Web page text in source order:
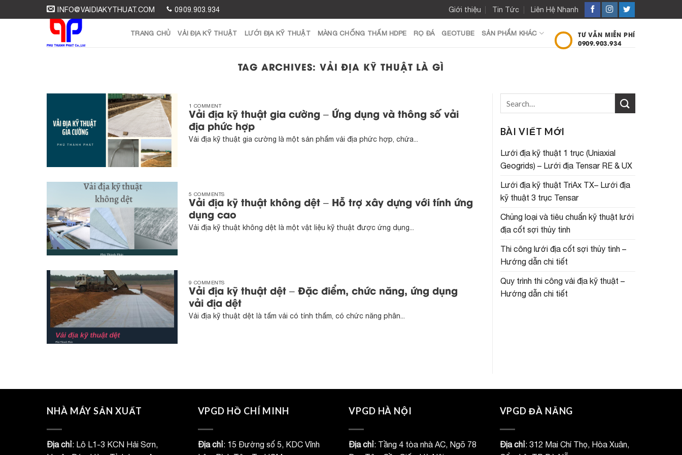
to
INFO@VAIDIAKYTHUAT.COM 0909.903.934 Giới thiệu Tin Tức Liên Hệ Nhanh
TRANG CHỦ VẢI ĐỊA KỸ THUẬT LƯỚI ĐỊA KỸ THUẬT MÀNG CHỐNG THẤM HDPE RỌ ĐÁ GEOTUBE SẢN PHẨM KHÁC
TƯ VẪN MIỄN PHÍ
0909.903.934
TAG ARCHIVES: VẢI ĐỊA KỸ THUẬT LÀ GÌ
Vải địa kỹ thuật gia cường – Ứng dụng và thông số vải
địa phức hợp
Vải địa kỹ thuật gia cường là một sản phẩm vải địa phức hợp, chứa...
1 COMMENT
Vải địa kỹ thuật không dệt – Hỗ trợ xây dựng với tính ứng
dụng cao
Vải địa kỹ thuật không dệt là một vật liệu kỹ thuật được ứng dụng...
5 COMMENTS
Vải địa kỹ thuật dệt – Đặc điểm, chức năng, ứng dụng
vải địa dệt
Vải địa kỹ thuật dệt là tấm vải có tính thấm, có chức năng phân...
9 COMMENTS
BÀI VIẾT MỚI
Lưới địa kỹ thuật 1 trục (Uniaxial
Geogrids) – Lưới địa Tensar RE & UX
Lưới địa kỹ thuật TriAx TX– Lưới địa
kỹ thuật 3 trục Tensar
Chủng loại và tiêu chuẩn kỹ thuật lưới
địa cốt sợi thủy tinh
Thi công lưới địa cốt sợi thủy tinh –
Hướng dẫn chi tiết
Quy trình thi công vải địa kỹ thuật –
Hướng dẫn chi tiết
NHÀ MÁY SẢN XUẤT
Địa chỉ: Lô L1-3 KCN Hải Sơn,
VPGD HỒ CHÍ MINH
Địa chỉ: 15 Đường số 5, KDC Vĩnh
VPGD HÀ NỘI
Địa chỉ: Tầng 4 tòa nhà AC, Ngõ 78
VPGD ĐÀ NẴNG
Địa chỉ: 312 Mai Chí Thọ, Hòa Xuân,